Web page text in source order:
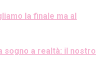
la finale ma al
sogno a realtà: il nostro